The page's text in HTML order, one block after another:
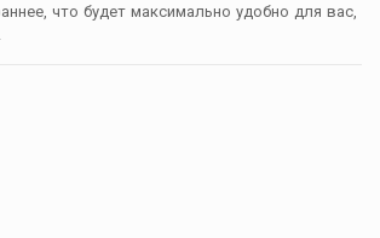
что будет максимально удобно для вас,